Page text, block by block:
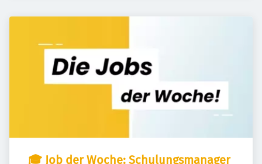
🎓 Job der Woche: Schulungsmanager